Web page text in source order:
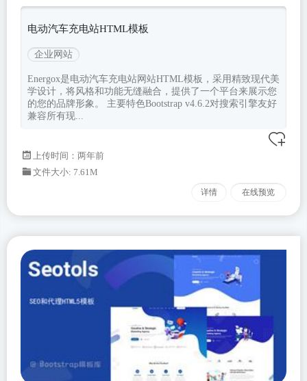
电动汽车充电站HTML模板
企业网站
Energox是电动汽车充电站网站HTML模板，采用精致现代美
学设计，将风格和功能无缝融合，提供了一个平台来展示您
的您的品牌形象。 主要特色Bootstrap v4.6.2对搜索引擎友好
兼容所有现...
上传时间：两年前
文件大小: 7.61M
详情 在线预览